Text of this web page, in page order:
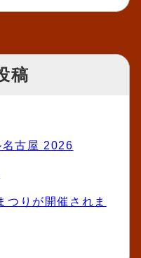
稿
名古屋 2026
つりが開催されま